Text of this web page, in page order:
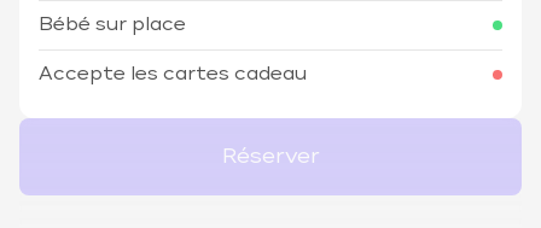
Bébé sur place
Accepte les cartes cadeau
Réserver